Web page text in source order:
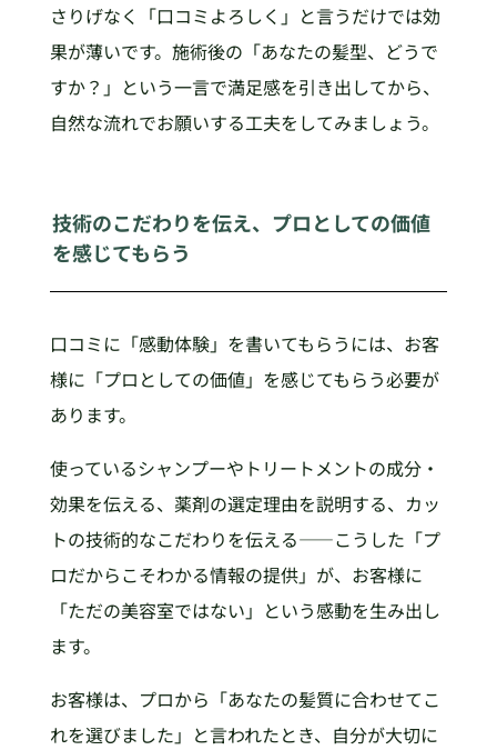
さりげなく「口コミよろしく」と言うだけでは効
果が薄いです。施術後の「あなたの髪型、どうで
すか？」という一言で満足感を引き出してから、
自然な流れでお願いする工夫をしてみましょう。
技術のこだわりを伝え、プロとしての価値
を感じてもらう
口コミに「感動体験」を書いてもらうには、お客
様に「プロとしての価値」を感じてもらう必要が
あります。
使っているシャンプーやトリートメントの成分・
効果を伝える、薬剤の選定理由を説明する、カッ
トの技術的なこだわりを伝える——こうした「プ
ロだからこそわかる情報の提供」が、お客様に
「ただの美容室ではない」という感動を生み出し
ます。
お客様は、プロから「あなたの髪質に合わせてこ
れを選びました」と言われたとき、自分が大切に